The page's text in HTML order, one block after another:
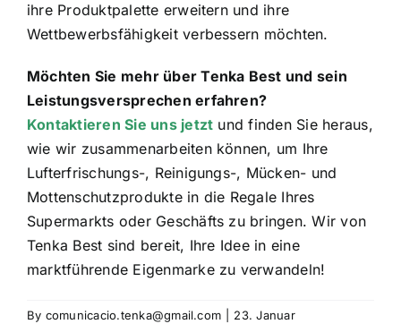
ihre Produktpalette erweitern und ihre
Wettbewerbsfähigkeit verbessern möchten.
Möchten Sie mehr über Tenka Best und sein
Leistungsversprechen erfahren?
Kontaktieren Sie uns jetzt und finden Sie heraus,
wie wir zusammenarbeiten können, um Ihre
Lufterfrischungs-, Reinigungs-, Mücken- und
Mottenschutzprodukte in die Regale Ihres
Supermarkts oder Geschäfts zu bringen. Wir von
Tenka Best sind bereit, Ihre Idee in eine
marktführende Eigenmarke zu verwandeln!
By comunicacio.tenka@gmail.com
23. Januar